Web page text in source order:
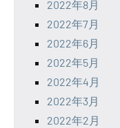
2022年8月
2022年7月
2022年6月
2022年5月
2022年4月
2022年3月
2022年2月